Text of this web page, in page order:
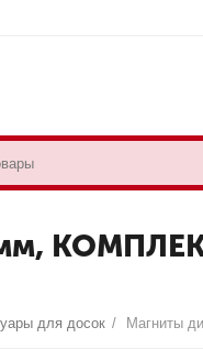
для досок /